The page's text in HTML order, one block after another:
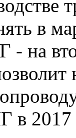
в
- на
в 2017